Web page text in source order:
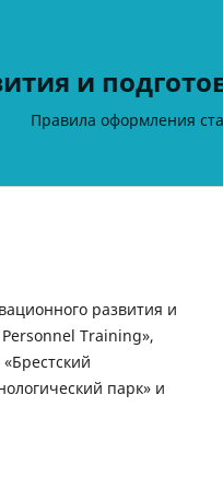
и
Правила оформления
развития и
Training»,
парк» и